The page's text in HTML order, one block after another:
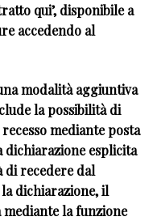
qui’, disponibile a
accedendo al
modalità aggiuntiva
la possibilità di
mediante posta
esplicita
di recedere dal
dichiarazione, il
la funzione